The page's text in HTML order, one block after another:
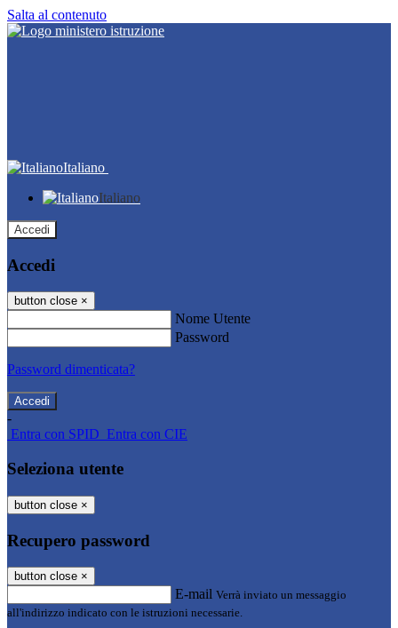
Salta al contenuto
Italiano
Italiano
Accedi
Accedi
button close ×
Nome Utente
Password
Password dimenticata?
-
Entra con SPID Entra con CIE
Seleziona utente
button close ×
Recupero password
button close ×
E-mail Verrà inviato un messaggio
all'indirizzo indicato con le istruzioni necessarie.